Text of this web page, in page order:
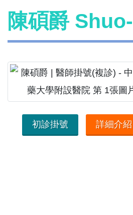
陳碩爵
初診掛號 詳細介紹